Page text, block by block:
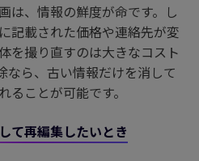
は、情報の鮮度が命です。し
記載された価格や連絡先が変
を撮り直すのは大きなコスト
なら、古い情報だけを消して
ることが可能です。
て再編集したいとき